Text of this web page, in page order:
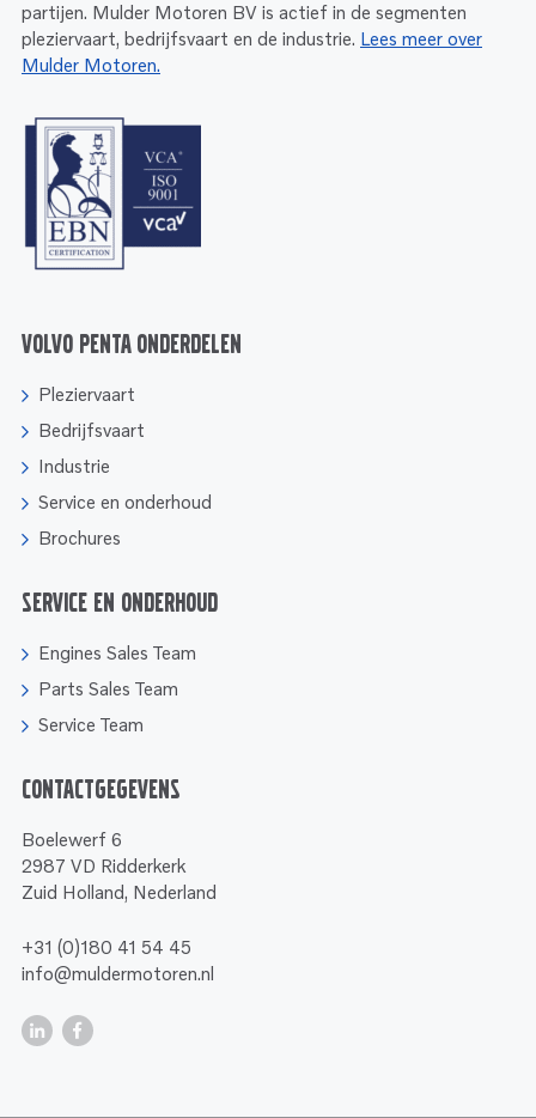
partijen. Mulder Motoren BV is actief in de segmenten
pleziervaart, bedrijfsvaart en de industrie. Lees meer over
Mulder Motoren.
Volvo Penta onderdelen
Pleziervaart
Bedrijfsvaart
Industrie
Service en onderhoud
Brochures
Service en onderhoud
Engines Sales Team
Parts Sales Team
Service Team
Contactgegevens
Boelewerf 6
2987 VD Ridderkerk
Zuid Holland, Nederland
+31 (0)180 41 54 45
info@muldermotoren.nl